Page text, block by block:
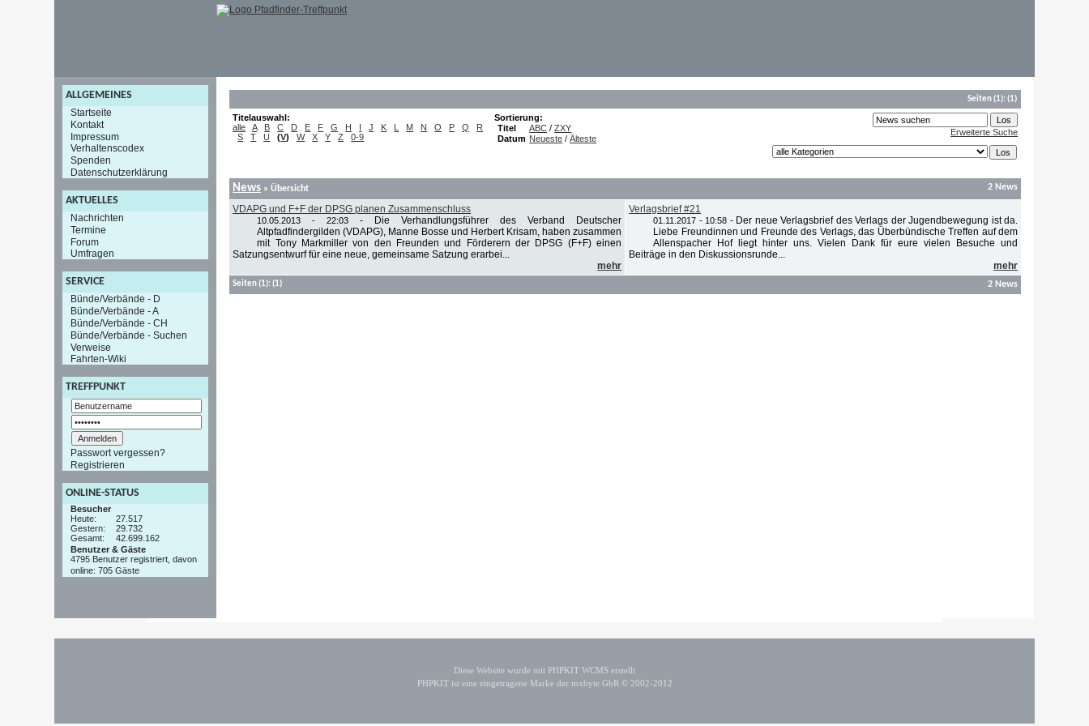
ALLGEMEINES
Startseite
Kontakt
Impressum
Verhaltenscodex
Spenden
Datenschutzerklärung
AKTUELLES
Nachrichten
Termine
Forum
Umfragen
SERVICE
Bünde/Verbände - D
Bünde/Verbände - A
Bünde/Verbände - CH
Bünde/Verbände - Suchen
Verweise
Fahrten-Wiki
TREFFPUNKT
Passwort vergessen?
Registrieren
ONLINE-STATUS
Besucher
Heute:
27.517
Gestern:
29.732
Gesamt:
42.699.162
Benutzer & Gäste
4795 Benutzer registriert, davon
online: 705 Gäste
Seiten(1):(1)
Titelauswahl:
alle
A B C D E F G H I J K L M N O P Q
R
S
T U (V) W X Y Z 0-9
Sortierung:
Titel
ABC /ZXY
Datum Neueste /Älteste
Erweiterte Suche
News » Übersicht 2 News
VDAPG und F+F der DPSG planen Zusammenschluss
10.05.2013 - 22:03 -
Die Verhandlungsführer des Verband Deutscher
Altpfadfindergilden (VDAPG), Manne Bosse und Herbert Krisam, haben zusammen
mit Tony Markmiller von den Freunden und Förderern der DPSG (F+F) einen
Satzungsentwurf für eine neue, gemeinsame Satzung erarbei...
mehr
Verlagsbrief #21
01.11.2017 - 10:58 - Der neue Verlagsbrief des Verlags der Jugendbewegung ist da.
Liebe Freundinnen und Freunde des Verlags, das Überbündische Treffen auf dem
Allenspacher Hof liegt hinter uns. Vielen Dank für eure vielen Besuche und
Beiträge in den Diskussionsrunde...
mehr
Seiten(1):(1) 2 News
Diese Website wurde mit PHPKIT WCMS erstellt
PHPKIT ist eine eingetragene Marke der mxbyte GbR © 2002-2012